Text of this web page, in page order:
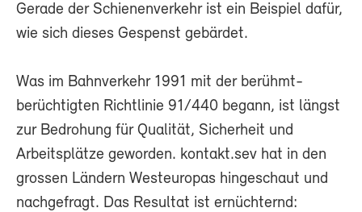
Gerade der Schienenverkehr ist ein Beispiel dafür,
wie sich dieses Gespenst gebärdet.
Was im Bahnverkehr 1991 mit der berühmt-
berüchtigten Richtlinie 91/440 begann, ist längst
zur Bedrohung für Qualität, Sicherheit und
Arbeitsplätze geworden. kontakt.sev hat in den
grossen Ländern Westeuropas hingeschaut und
nachgefragt. Das Resultat ist ernüchternd: